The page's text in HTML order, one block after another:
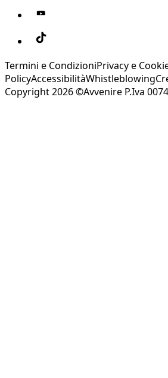
Termini e CondizioniPrivacy e
PolicyAccessibilitàWhistleblowing
Copyright 2026 ©Avvenire P.Iva